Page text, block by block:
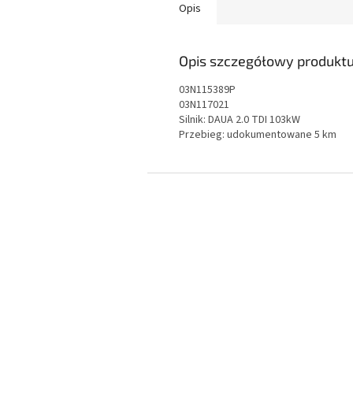
Opis
Opis szczegółowy
03N115389P
03N117021
Silnik: DAUA 2.0 TDI 103kW
Przebieg: udokumentowane 5 km